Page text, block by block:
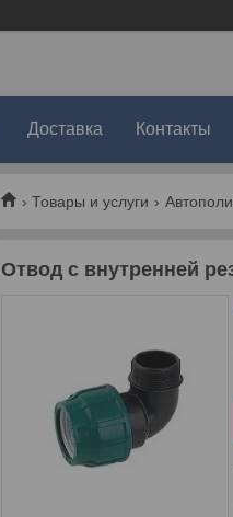
Доставка Контакты
Товары и услуги
Отвод с внутренней